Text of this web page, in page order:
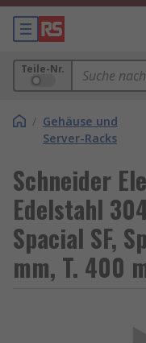
Teile-Nr.
/ Gehäuse und
Server-Racks
Schneider
Edelstahl
Spacial SF,
mm, T. 400